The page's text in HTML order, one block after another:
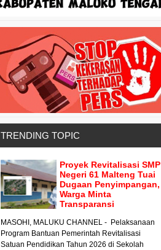
TRENDING TOPIC
Proyek Revitalisasi SMP
Negeri 61 Malteng Tuai
Dugaan Penyimpangan,
Warga Minta
Transparansi
MASOHI, MALUKU CHANNEL - Pelaksanaan
Program Bantuan Pemerintah Revitalisasi
Satuan Pendidikan Tahun 2026 di Sekolah